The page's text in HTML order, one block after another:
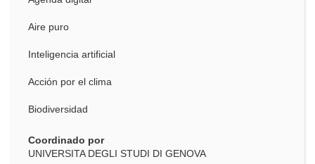
Aire puro
Inteligencia artificial
Acción por el clima
Biodiversidad
Coordinado por
UNIVERSITA DEGLI STUDI DI GENOVA